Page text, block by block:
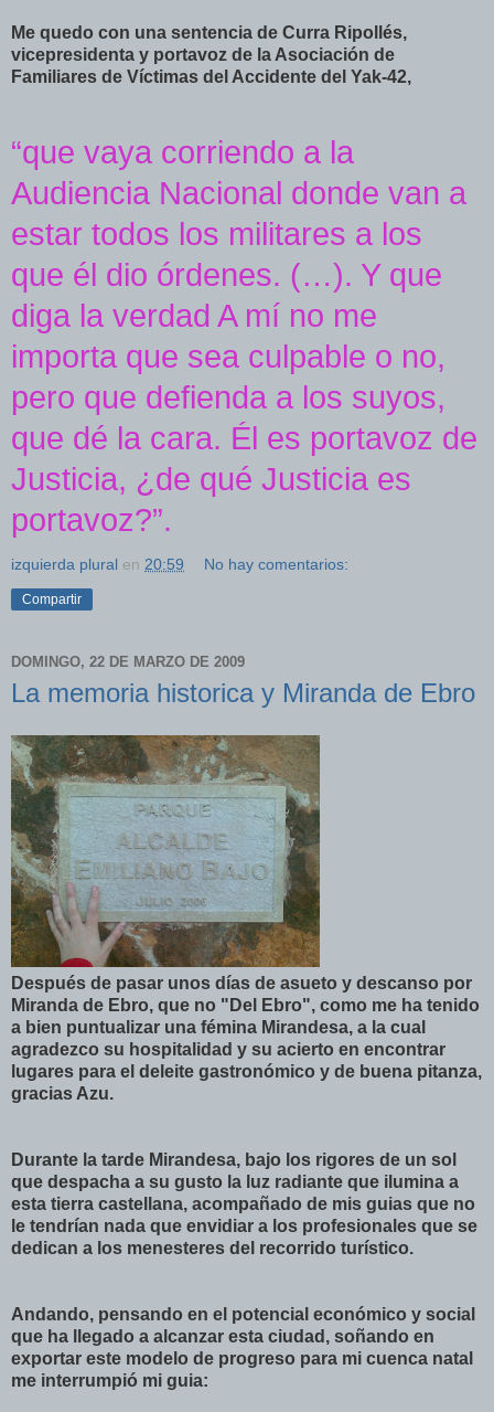
Me quedo con una sentencia de Curra Ripollés,
vicepresidenta y portavoz de la Asociación de
Familiares de Víctimas del Accidente del Yak-42,
“que vaya corriendo a la
Audiencia Nacional donde van a
estar todos los militares a los
que él dio órdenes. (…). Y que
diga la verdad A mí no me
importa que sea culpable o no,
pero que defienda a los suyos,
que dé la cara. Él es portavoz de
Justicia, ¿de qué Justicia es
portavoz?”.
izquierda plural en 20:59 No hay comentarios:
Compartir
DOMINGO, 22 DE MARZO DE 2009
La memoria historica y Miranda de Ebro
Después de pasar unos días de asueto y descanso por
Miranda de Ebro, que no "Del Ebro", como me ha tenido
a bien puntualizar una fémina Mirandesa, a la cual
agradezco su hospitalidad y su acierto en encontrar
lugares para el deleite gastronómico y de buena pitanza,
gracias Azu.
Durante la tarde Mirandesa, bajo los rigores de un sol
que despacha a su gusto la luz radiante que ilumina a
esta tierra castellana, acompañado de mis guias que no
le tendrían nada que envidiar a los profesionales que se
dedican a los menesteres del recorrido turístico.
Andando, pensando en el potencial económico y social
que ha llegado a alcanzar esta ciudad, soñando en
exportar este modelo de progreso para mi cuenca natal
me interrumpió mi guia: